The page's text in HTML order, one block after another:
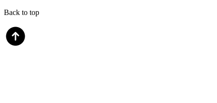
Back to top